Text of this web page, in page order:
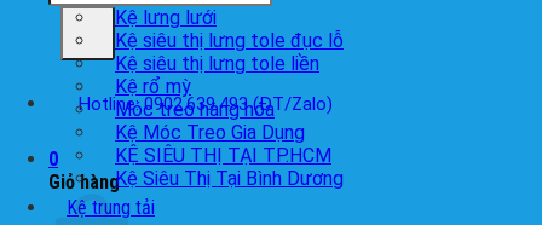
Hotline: 0902.639.493 (ĐT/Zalo)
0
Giỏ hàng
Kệ lưng lưới
Kệ siêu thị lưng tole đục lỗ
Kệ siêu thị lưng tole liền
Kệ rổ mỳ
Móc treo hàng hóa
Kệ Móc Treo Gia Dụng
KỆ SIÊU THỊ TẠI TP.HCM
Kệ Siêu Thị Tại Bình Dương
Kệ trung tải